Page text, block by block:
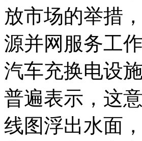
放市场的举措
源并网服务工
汽车充换电设
普遍表示，这
线图浮出水面